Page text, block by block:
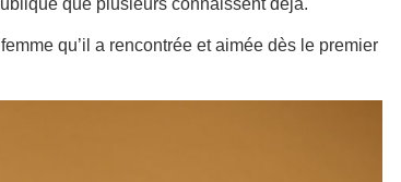
qu’il a rencontrée et aimée dès le premier